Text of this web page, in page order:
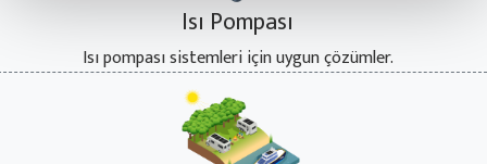
Isı Pompası
Isı pompası sistemleri için uygun çözümler.